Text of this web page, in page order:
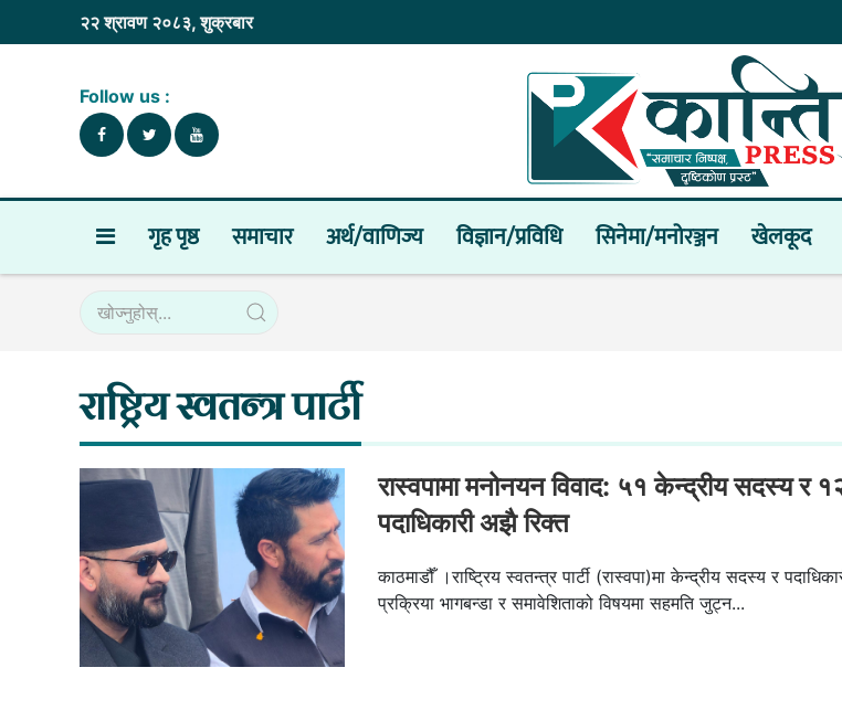
२२ श्रावण २०८३, शुक्रबार
Follow us :
गृह पृष्ठ समाचार अर्थ/वाणिज्य विज्ञान/प्रविधि सिनेमा/मनोरञ्जन खेलकूद
राष्ट्रिय स्वतन्त्र पार्टी
रास्वपामा मनोनयन विवाद: ५१ केन्द्रीय सदस्य र
पदाधिकारी अझै रिक्त
काठमाडौँ ।राष्ट्रिय स्वतन्त्र पार्टी (रास्वपा)मा केन्द्रीय सदस्य र
प्रक्रिया भागबन्डा र समावेशिताको विषयमा सहमति जुट्न...